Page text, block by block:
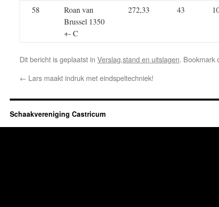
58
Roan van
Brussel 1350
+- C
272,33 43
Dit bericht is geplaatst in Verslag,stand en uitslagen. Bookmark
← Lars maakt indruk met eindspeltechniek!
Schaakvereniging Castricum